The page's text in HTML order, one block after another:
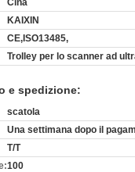
Cina
KAIXIN
CE,ISO13485,
Trolley per lo scanner ad
e spedizione:
scatola
Una settimana dopo il
T/T
100